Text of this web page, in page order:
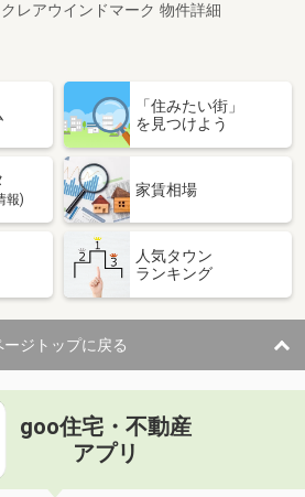
クレアウインドマーク 物件詳細
「住みたい街」
を見つけよう
報)
家賃相場
人気タウン
ランキング
ージトップに戻る
goo住宅・不動産
アプリ